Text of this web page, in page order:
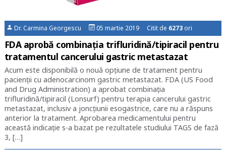
Dr. Carmina Georgescu 05 martie 2019 Citit de 6273 ori
FDA aprobă combinația trifluridină/tipiracil pentru
tratamentul cancerului gastric metastazat
Acum este disponibilă o nouă opțiune de tratament pentru
pacienții cu adenocarcinom gastric metastazat. FDA (US Food
and Drug Administration) a aprobat combinația
trifluridină/tipiracil (Lonsurf) pentru terapia cancerului gastric
metastazat, inclusiv a joncțiunii esogastrice, care nu a răspuns
anterior la tratament. Aprobarea medicamentului pentru
această indicație s-a bazat pe rezultatele studiului TAGS de fază
3, […]